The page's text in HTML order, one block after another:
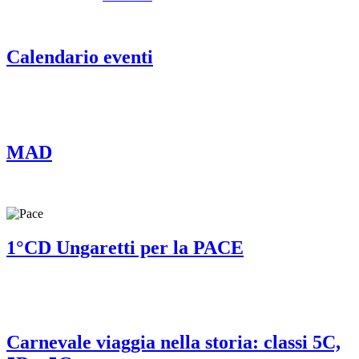
Calendario eventi
MAD
1°CD Ungaretti per la PACE
Carnevale viaggia nella storia: classi 5C,